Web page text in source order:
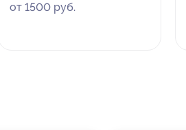
от 1500 руб.